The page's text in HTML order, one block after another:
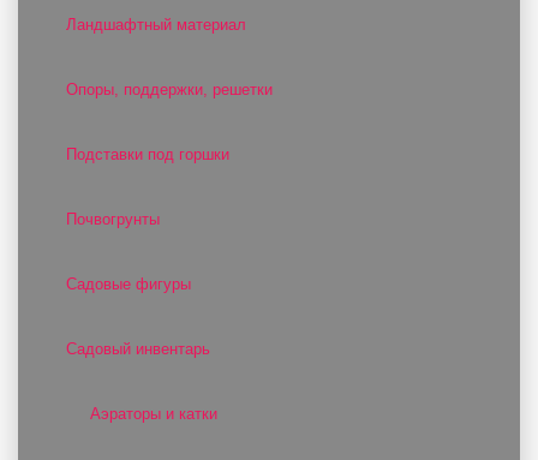
Ландшафтный материал
Опоры, поддержки, решетки
Подставки под горшки
Почвогрунты
Садовые фигуры
Садовый инвентарь
Аэраторы и катки